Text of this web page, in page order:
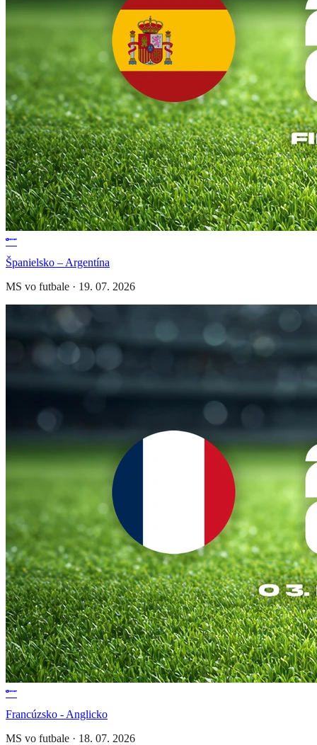
Španielsko – Argentína
MS vo futbale · 19. 07. 2026
Francúzsko - Anglicko
MS vo futbale · 18. 07. 2026